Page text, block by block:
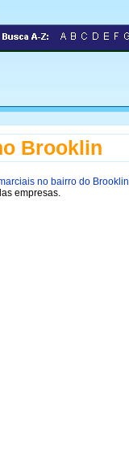
Brooklin
no bairro do Brooklin
empresas.